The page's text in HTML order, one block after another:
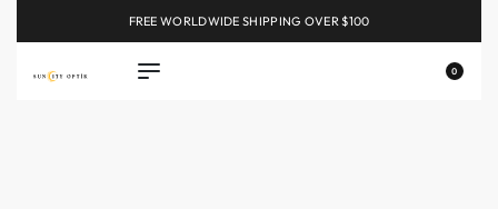
FREE WORLDWIDE SHIPPING OVER $100
0